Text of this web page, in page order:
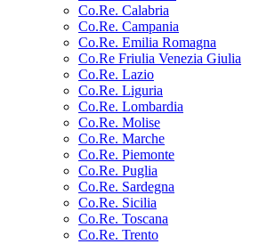
Co.Re. Calabria
Co.Re. Campania
Co.Re. Emilia Romagna
Co.Re Friulia Venezia Giulia
Co.Re. Lazio
Co.Re. Liguria
Co.Re. Lombardia
Co.Re. Molise
Co.Re. Marche
Co.Re. Piemonte
Co.Re. Puglia
Co.Re. Sardegna
Co.Re. Sicilia
Co.Re. Toscana
Co.Re. Trento